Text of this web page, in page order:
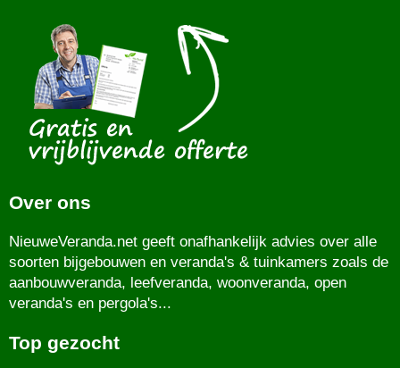
Over ons
NieuweVeranda.net geeft onafhankelijk advies over alle
soorten bijgebouwen en veranda's & tuinkamers zoals de
aanbouwveranda, leefveranda, woonveranda, open
veranda's en pergola's...
Top gezocht